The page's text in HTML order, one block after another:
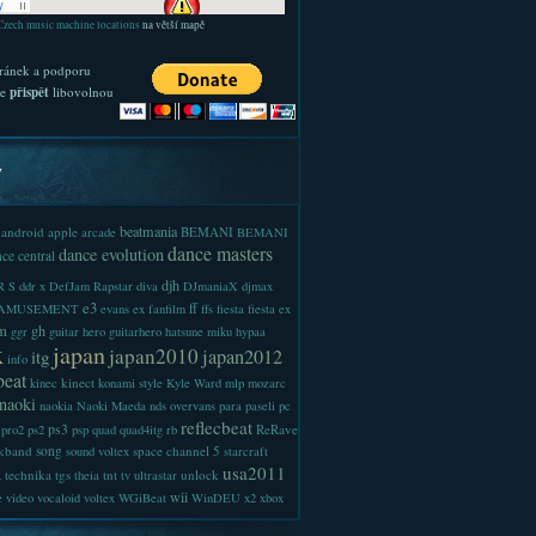
music machine locations na větší mapě
a podporu
přispětlibovolnou
android apple arcade beatmania BEMANI BEMANI
central dance evolutiondance masters
S ddr x DefJam Rapstar diva djh DJmaniaX djmax
e3 evans ex fanfilm ff ffs fiesta fiesta ex
ggr gh guitar hero guitarhero hatsune miku hypaa
info itg japanjapan2010 japan2012
kinec kinect konami style Kyle Ward mlp mozarc
naoki naokia Naoki Maeda nds overvans para paseli pc
pro2 ps2 ps3 psp quad quad4itg rb reflecbeat ReRave
song sound voltex space channel 5 starcraft
technika tgs theia tnt tv ultrastar unlock usa2011
video vocaloid voltex WGiBeat wii WinDEU x2 xbox